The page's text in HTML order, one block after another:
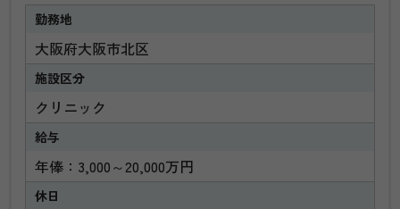
勤務地
大阪府大阪市北区
施設区分
クリニック
給与
年俸：3,000～20,000万円
休日